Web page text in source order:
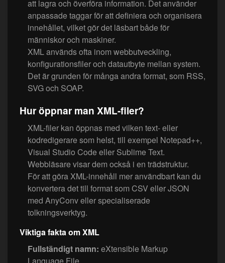
att lagra och överföra information. Det använder
anpassade taggar för att definiera och organisera
innehållet, vilket gör det läsbart både för
människor och maskiner.
XML används ofta inom webbutveckling,
konfigurationsfiler och datautbyte mellan system.
Det är grunden för många andra format, som RSS,
SVG och SOAP.
Hur öppnar man XML-filer?
XML-filer kan öppnas med vilken text- eller
kodredigerare som helst, till exempel Notepad++,
Visual Studio Code eller Sublime Text.
Webbläsare visar dem också i en trädstruktur.
För att göra XML-innehåll mer användbart kan du
konvertera det till format som CSV eller JSON
med AnyConv eller specialiserade
tolkningsverktyg.
Viktiga fakta om XML
Fullständigt namn: eXtensible Markup